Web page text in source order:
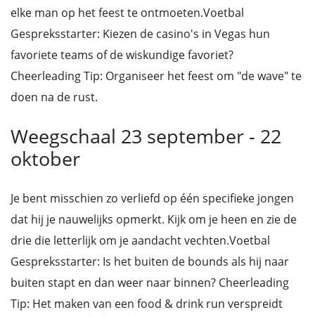
elke man op het feest te ontmoeten.Voetbal
Gespreksstarter: Kiezen de casino's in Vegas hun
favoriete teams of de wiskundige favoriet?
Cheerleading Tip: Organiseer het feest om "de wave" te
doen na de rust.
Weegschaal 23 september - 22
oktober
Je bent misschien zo verliefd op één specifieke jongen
dat hij je nauwelijks opmerkt. Kijk om je heen en zie de
drie die letterlijk om je aandacht vechten.Voetbal
Gespreksstarter: Is het buiten de bounds als hij naar
buiten stapt en dan weer naar binnen? Cheerleading
Tip: Het maken van een food & drink run verspreidt